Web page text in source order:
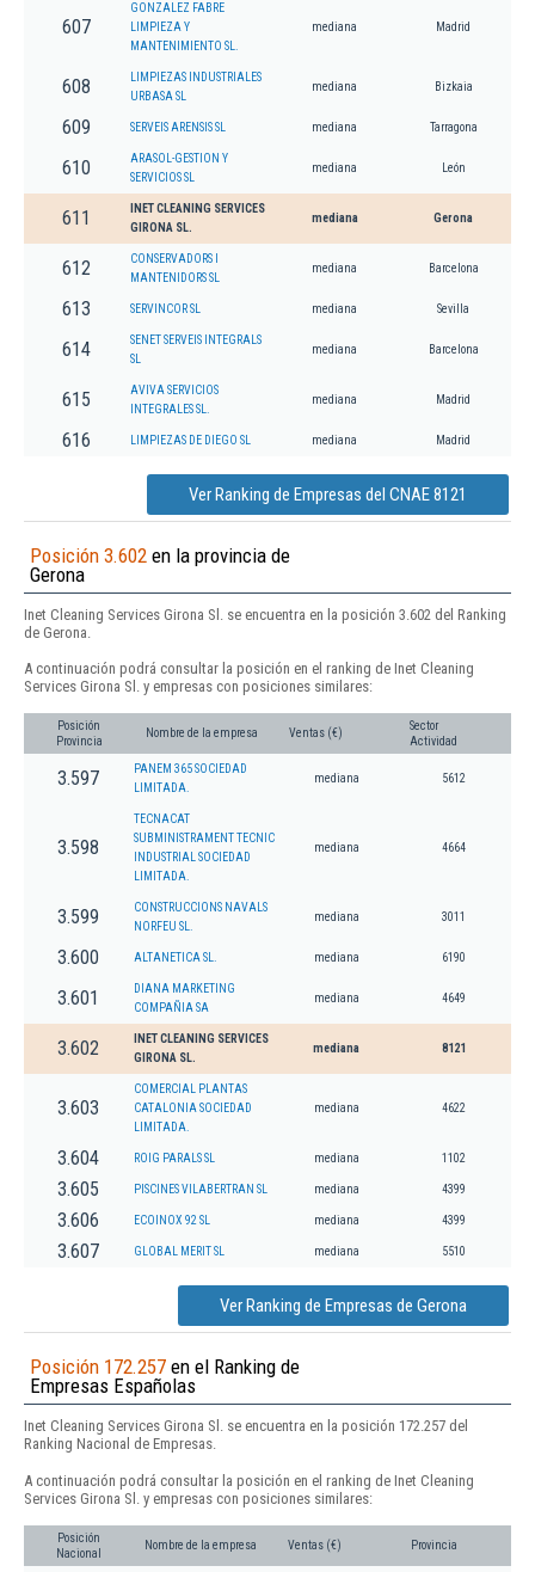
607
GONZALEZ FABRE
LIMPIEZA Y
MANTENIMIENTO SL.
mediana Madrid
608
LIMPIEZAS INDUSTRIALES
URBASA SL
mediana Bizkaia
609 SERVEIS ARENSIS SL mediana Tarragona
610
ARASOL-GESTION Y
SERVICIOS SL
mediana León
611
INET CLEANING SERVICES
GIRONA SL.
mediana Gerona
612
CONSERVADORS I
MANTENIDORS SL
mediana Barcelona
613 SERVINCOR SL mediana Sevilla
614
SENET SERVEIS INTEGRALS
SL
mediana Barcelona
615
AVIVA SERVICIOS
INTEGRALES SL.
mediana Madrid
616 LIMPIEZAS DE DIEGO SL mediana Madrid
Ver Ranking de Empresas del CNAE 8121
Posición 3.602 en la provincia de
Gerona
Inet Cleaning Services Girona Sl. se encuentra en la posición 3.602 del Ranking
de Gerona.
A continuación podrá consultar la posición en el ranking de Inet Cleaning
Services Girona Sl. y empresas con posiciones similares:
Posición
Provincia
Nombre de la empresa Ventas (€)
Sector
Actividad
3.597
PANEM 365 SOCIEDAD
LIMITADA.
mediana 5612
3.598
TECNACAT
SUBMINISTRAMENT TECNIC
INDUSTRIAL SOCIEDAD
LIMITADA.
mediana 4664
3.599
CONSTRUCCIONS NAVALS
NORFEU SL.
mediana 3011
3.600 ALTANETICA SL. mediana 6190
3.601
DIANA MARKETING
COMPAÑIA SA
mediana 4649
3.602
INET CLEANING SERVICES
GIRONA SL.
mediana 8121
3.603
COMERCIAL PLANTAS
CATALONIA SOCIEDAD
LIMITADA.
mediana 4622
3.604 ROIG PARALS SL mediana 1102
3.605 PISCINES VILABERTRAN SL mediana 4399
3.606 ECOINOX 92 SL mediana 4399
3.607 GLOBAL MERIT SL mediana 5510
Ver Ranking de Empresas de Gerona
Posición 172.257 en el Ranking de
Empresas Españolas
Inet Cleaning Services Girona Sl. se encuentra en la posición 172.257 del
Ranking Nacional de Empresas.
A continuación podrá consultar la posición en el ranking de Inet Cleaning
Services Girona Sl. y empresas con posiciones similares:
Posición
Nacional
Nombre de la empresa Ventas (€) Provincia